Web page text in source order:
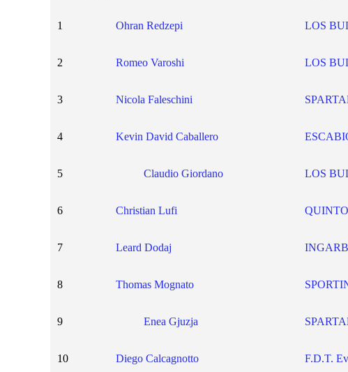
1 Ohran Redzepi LOS
2 Romeo Varoshi LOS
3 Nicola Faleschini
4 Kevin David Caballero
5 Claudio Giordano LOS
6 Christian Lufi
7 Leard Dodaj
8 Thomas Mognato
9 Enea Gjuzja
10 Diego Calcagnotto F.D.T.